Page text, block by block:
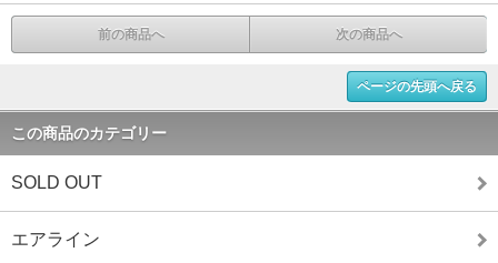
前の商品へ 次の商品へ
ページの先頭へ戻る
この商品のカテゴリー
SOLD OUT
エアライン